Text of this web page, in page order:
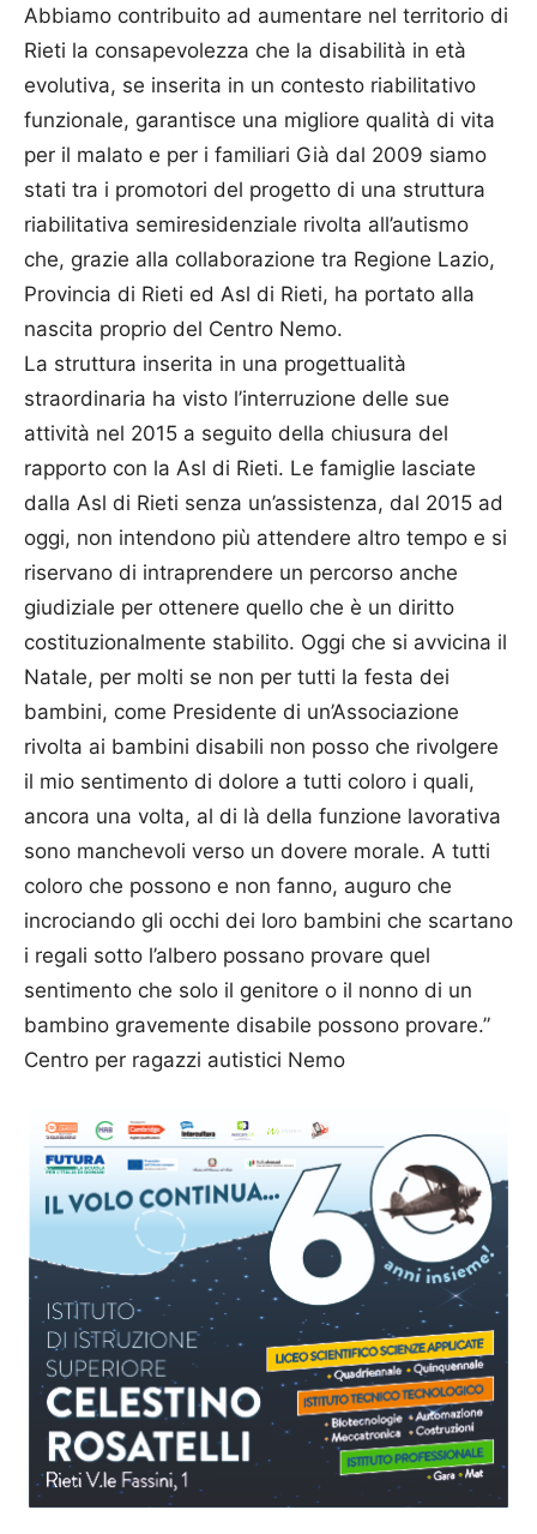
Abbiamo contribuito ad aumentare nel territorio di
Rieti la consapevolezza che la disabilità in età
evolutiva, se inserita in un contesto riabilitativo
funzionale, garantisce una migliore qualità di vita
per il malato e per i familiari Già dal 2009 siamo
stati tra i promotori del progetto di una struttura
riabilitativa semiresidenziale rivolta all’autismo
che, grazie alla collaborazione tra Regione Lazio,
Provincia di Rieti ed Asl di Rieti, ha portato alla
nascita proprio del Centro Nemo.
La struttura inserita in una progettualità
straordinaria ha visto l’interruzione delle sue
attività nel 2015 a seguito della chiusura del
rapporto con la Asl di Rieti. Le famiglie lasciate
dalla Asl di Rieti senza un’assistenza, dal 2015 ad
oggi, non intendono più attendere altro tempo e si
riservano di intraprendere un percorso anche
giudiziale per ottenere quello che è un diritto
costituzionalmente stabilito. Oggi che si avvicina il
Natale, per molti se non per tutti la festa dei
bambini, come Presidente di un’Associazione
rivolta ai bambini disabili non posso che rivolgere
il mio sentimento di dolore a tutti coloro i quali,
ancora una volta, al di là della funzione lavorativa
sono manchevoli verso un dovere morale. A tutti
coloro che possono e non fanno, auguro che
incrociando gli occhi dei loro bambini che scartano
i regali sotto l’albero possano provare quel
sentimento che solo il genitore o il nonno di un
bambino gravemente disabile possono provare.”
Centro per ragazzi autistici Nemo